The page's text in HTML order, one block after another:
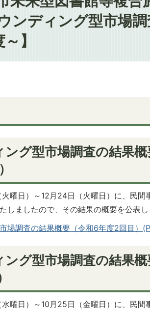
ンディング型市場
】
ング型市場調査の結果
曜日）～12月24日（火曜日）に、民間
しましたので、その結果の概要を公表し
場調査の結果概要（令和6年度2回目）
ング型市場調査の結果
曜日）～10月25日（金曜日）に、民間